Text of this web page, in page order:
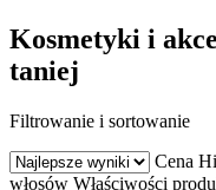
Kosmetyki i
taniej
Filtrowanie i sortowanie
Cena
włosów Właściwości